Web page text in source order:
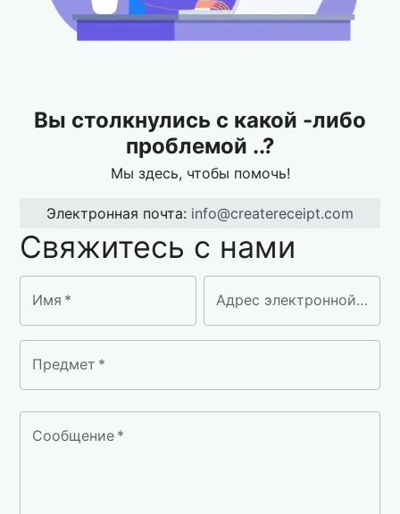
Вы столкнулись с какой -либо
проблемой ..?
Мы здесь, чтобы помочь!
Электронная почта: info@createreceipt.com
Свяжитесь с нами
Имя * Адрес электронной почты
Предмет *
Сообщение *